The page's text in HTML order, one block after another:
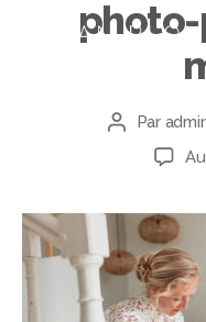
Par